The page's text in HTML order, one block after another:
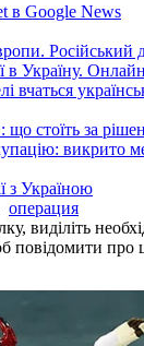
в Google News
в Україну. Онлайн
вчаться
що стоїть за
викрито
з Україною
операция
виділіть
повідомити про